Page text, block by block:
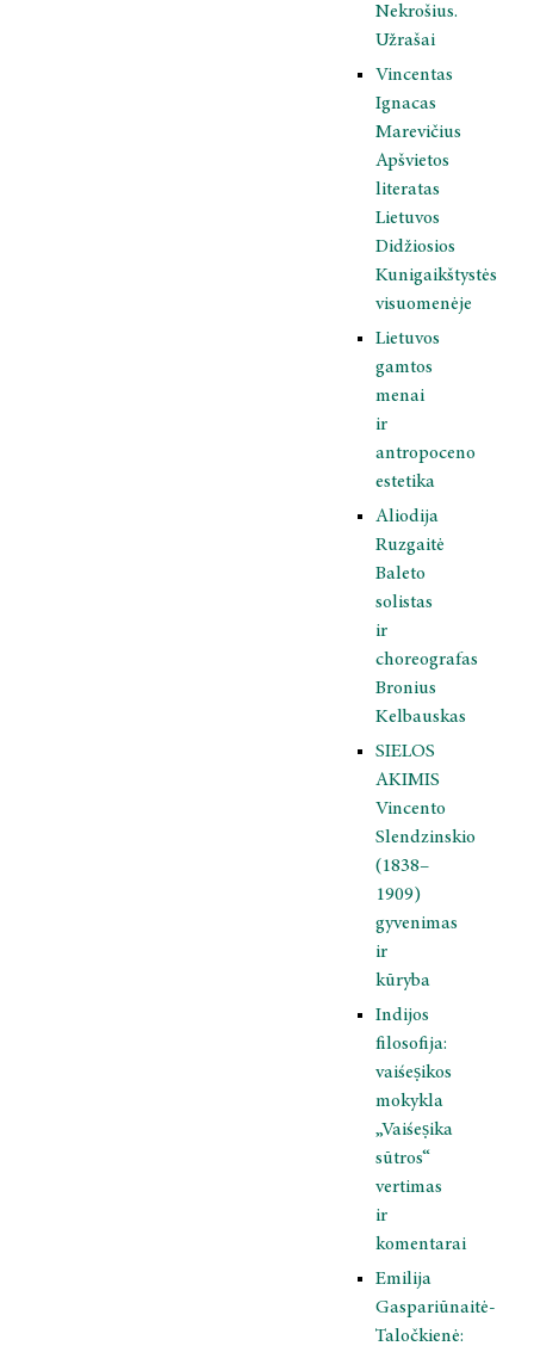
Nekrošius.
Užrašai
Vincentas
Ignacas
Marevičius
Apšvietos
literatas
Lietuvos
Didžiosios
Kunigaikštystės
visuomenėje
Lietuvos
gamtos
menai
ir
antropoceno
estetika
Aliodija
Ruzgaitė
Baleto
solistas
ir
choreografas
Bronius
Kelbauskas
SIELOS
AKIMIS
Vincento
Slendzinskio
(1838–
1909)
gyvenimas
ir
kūryba
Indijos
filosofija:
vaiśeṣikos
mokykla
„Vaiśeṣika
sūtros“
vertimas
ir
komentarai
Emilija
Gaspariūnaitė-
Taločkienė: